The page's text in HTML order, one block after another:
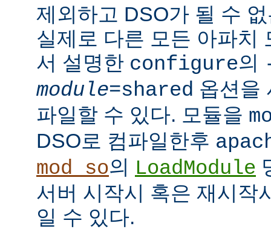
제외하고 DSO가 될 수
실제로 다른 모든 아파치
서 설명한 configure의
module=shared 옵션을
파일할 수 있다. 모듈을
DSO로 컴파일한후
mod_so의 LoadModule
서버 시작시 혹은 재시작
일 수 있다.